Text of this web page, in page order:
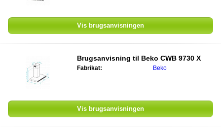
Vis brugsanvisningen
Brugsanvisning til Beko CWB 9730 X
Fabrikat: Beko
Vis brugsanvisningen